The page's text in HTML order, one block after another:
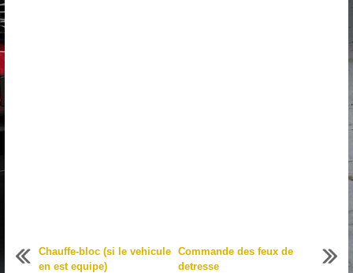
Chauffe-bloc (si le vehicule
en est equipe)
Commande des feux de
detresse